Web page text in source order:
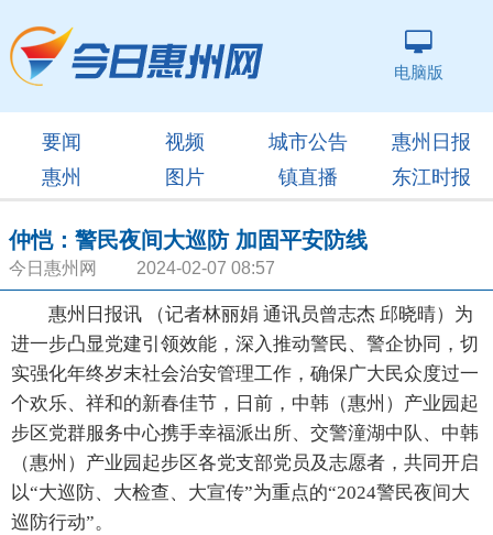
电脑版
要闻 视频 城市公告
惠州日报
惠州
图片 镇直播 东江时报
仲恺：警民夜间大巡防 加固平安防线
今日惠州网 2024-02-07 08:57
惠州日报讯 （记者林丽娟 通讯员曾志杰 邱晓晴）为
进一步凸显党建引领效能，深入推动警民、警企协同，切
实强化年终岁末社会治安管理工作，确保广大民众度过一
个欢乐、祥和的新春佳节，日前，中韩（惠州）产业园起
步区党群服务中心携手幸福派出所、交警潼湖中队、中韩
（惠州）产业园起步区各党支部党员及志愿者，共同开启
以“大巡防、大检查、大宣传”为重点的“2024警民夜间大
巡防行动”。